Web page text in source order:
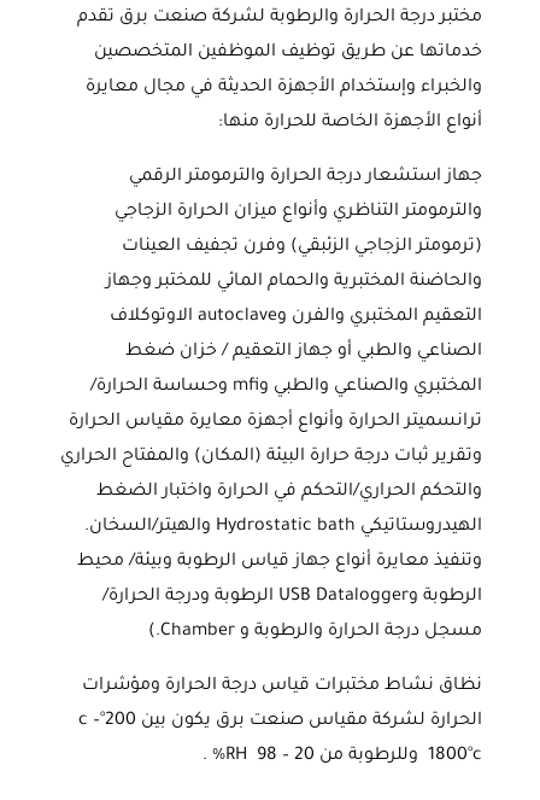
مختبر درجة الحرارة والرطوبة لشركة صنعت برق تقدم
خدماتها عن طريق توظيف الموظفين المتخصصين
والخبراء وإستخدام الأجهزة الحديثة في مجال معايرة
أنواع الأجهزة الخاصة للحرارة منها:
جهاز استشعار درجة الحرارة والترمومتر الرقمي
والترمومتر التناظري وأنواع ميزان الحرارة الزجاجي
(ترمومتر الزجاجي الزئبقي) وفرن تجفيف العينات
والحاضنة المختبرية والحمام المائي للمختبر وجهاز
التعقيم المختبري والفرن وautoclave الاوتوكلاف
الصناعي والطبي أو جهاز التعقيم / خزان ضغط
المختبري والصناعي والطبي وmfi وحساسة الحرارة/
ترانسميتر الحرارة وأنواع أجهزة معايرة مقياس الحرارة
وتقرير ثبات درجة حرارة البيئة (المكان) والمفتاح الحراري
والتحكم الحراري/التحكم في الحرارة واختبار الضغط
الهيدروستاتيكي Hydrostatic bath والهيتر/السخان.
وتنفيذ معايرة أنواع جهاز قياس الرطوبة وبيئة/ محيط
الرطوبة وUSB Datalogger الرطوبة ودرجة الحرارة/
مسجل درجة الحرارة والرطوبة و Chamber.)
نظاق نشاط مختبرات قياس درجة الحرارة ومؤشرات
الحرارة لشركة مقياس صنعت برق يكون بين 200°c –
1800°c وللرطوبة من 20 – 98 RH% .